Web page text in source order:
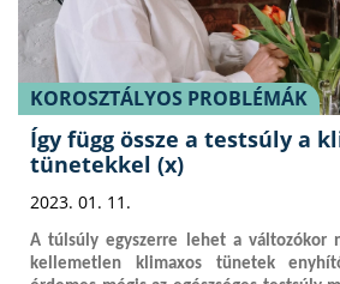
KOROSZTÁLYOS PROBLÉMÁK
Így függ össze a testsúly a
tünetekkel (x)
2023. 01. 11.
A túlsúly egyszerre lehet a változókor
kellemetlen klimaxos tünetek